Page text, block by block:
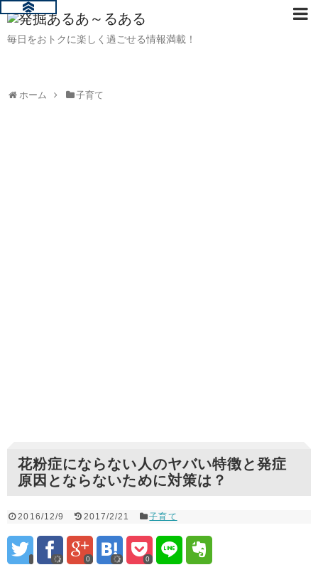
毎日をおトクに楽しく過ごせる情報満載！
ホーム 子育て
花粉症にならない人のヤバい特徴と発症
原因とならないために対策は？
2016/12/9 2017/2/21 子育て
0 0